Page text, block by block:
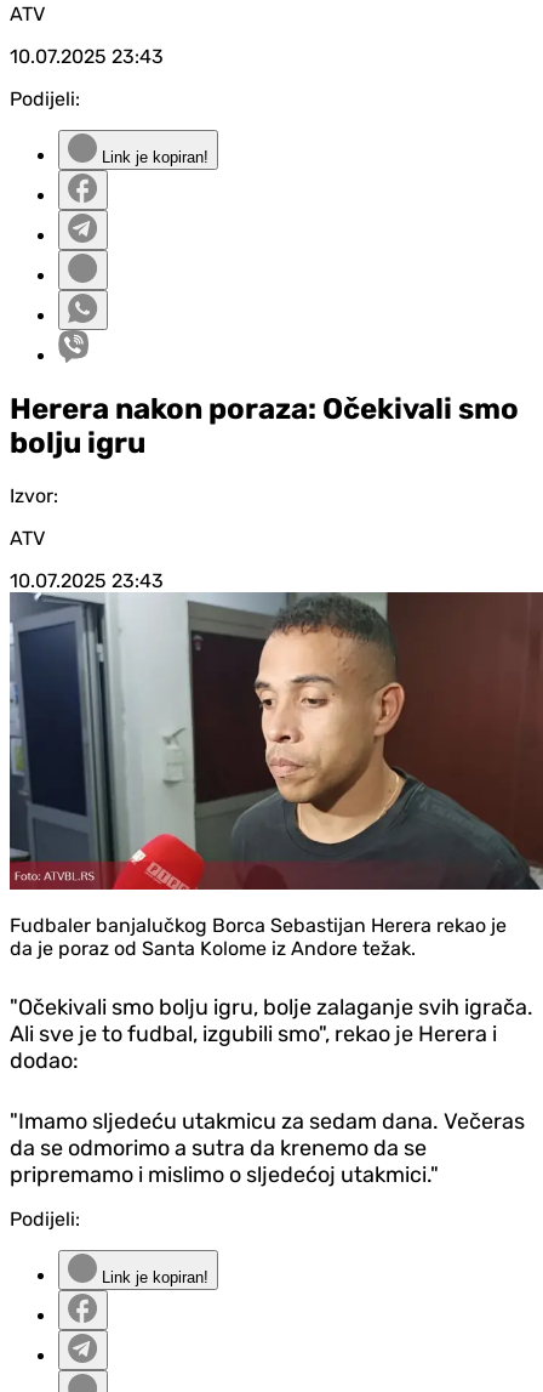
ATV
10.07.2025 23:43
Podijeli:
Link je kopiran!
Herera nakon poraza: Očekivali smo
bolju igru
Izvor:
ATV
10.07.2025 23:43
Fudbaler banjalučkog Borca Sebastijan Herera rekao je
da je poraz od Santa Kolome iz Andore težak.
"Očekivali smo bolju igru, bolje zalaganje svih igrača.
Ali sve je to fudbal, izgubili smo", rekao je Herera i
dodao:
"Imamo sljedeću utakmicu za sedam dana. Večeras
da se odmorimo a sutra da krenemo da se
pripremamo i mislimo o sljedećoj utakmici."
Podijeli:
Link je kopiran!